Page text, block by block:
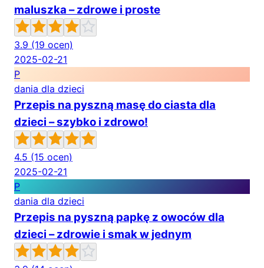
maluszka – zdrowe i proste
3.9 (19 ocen)
2025-02-21
P
dania dla dzieci
Przepis na pyszną masę do ciasta dla
dzieci – szybko i zdrowo!
4.5 (15 ocen)
2025-02-21
P
dania dla dzieci
Przepis na pyszną papkę z owoców dla
dzieci – zdrowie i smak w jednym